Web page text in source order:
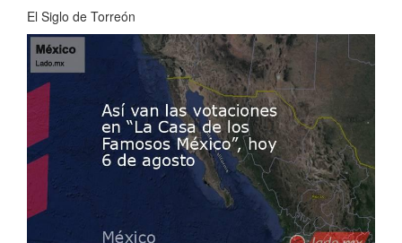
El Siglo de Torreón